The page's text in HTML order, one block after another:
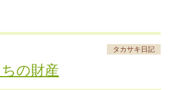
タカサキ日記
の財産